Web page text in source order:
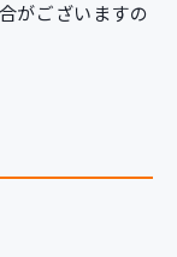
がございますの